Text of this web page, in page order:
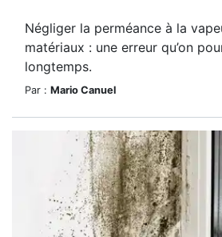
Négliger la perméance à la
matériaux : une erreur qu’on
longtemps.
Par : Mario Canuel